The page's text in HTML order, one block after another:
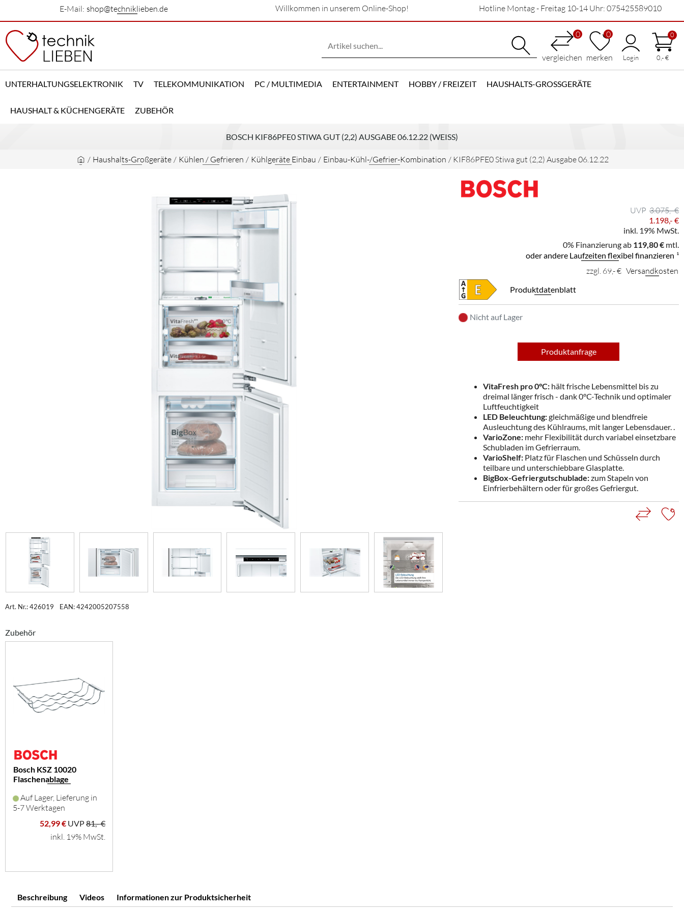
E-Mail: shop@techniklieben.de Willkommen in unserem Online-Shop! Hotline Montag - Freitag 10-14 Uhr: 075425589010
0
vergleichen
0
merken Login
0
0,- €
UNTERHALTUNGSELEKTRONIK TV TELEKOMMUNIKATION PC / MULTIMEDIA ENTERTAINMENT HOBBY / FREIZEIT HAUSHALTS-GROSSGERÄTE
HAUSHALT & KÜCHENGERÄTE ZUBEHÖR
BOSCH KIF86PFE0 STIWA GUT (2,2) AUSGABE 06.12.22 (WEISS)
/ Haushalts-Großgeräte / Kühlen / Gefrieren / Kühlgeräte Einbau / Einbau-Kühl-/Gefrier-Kombination / KIF86PFE0 Stiwa gut (2,2) Ausgabe 06.12.22
Art. Nr.: 426019 EAN: 4242005207558
3.075,- €
1.198,- €
inkl. 19% MwSt.
0% Finanzierung ab 119,80 € mtl.
oder andere Laufzeiten flexibel finanzieren ¹
zzgl. 69,- € Versandkosten
Produktdatenblatt
Nicht auf Lager
Produktanfrage
VitaFresh pro 0°C:hält frische Lebensmittel bis zu
dreimal länger frisch - dank 0°C-Technik und optimaler
Luftfeuchtigkeit
LED Beleuchtung:gleichmäßige und blendfreie
Ausleuchtung des Kühlraums, mit langer Lebensdauer. .
VarioZone:mehr Flexibilität durch variabel einsetzbare
Schubladen im Gefrierraum.
VarioShelf:Platz für Flaschen und Schüsseln durch
teilbare und unterschiebbare Glasplatte.
BigBox-Gefriergutschublade:zum Stapeln von
Einfrierbehältern oder für großes Gefriergut.
Zubehör
Bosch KSZ 10020
Flaschenablage
Auf Lager, Lieferung in
5-7 Werktagen
52,99 € UVP81,- €
inkl. 19% MwSt.
Beschreibung Videos Informationen zur Produktsicherheit